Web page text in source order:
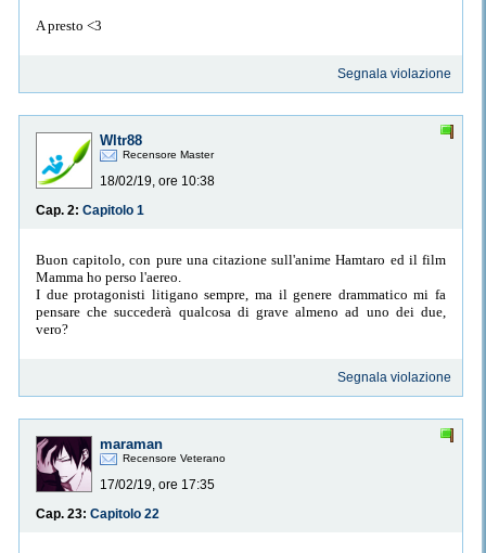
A presto <3
Segnala violazione
Wltr88
Recensore Master
18/02/19, ore 10:38
Cap. 2: Capitolo 1
Buon capitolo, con pure una citazione sull'anime Hamtaro ed il film
Mamma ho perso l'aereo.
I due protagonisti litigano sempre, ma il genere drammatico mi fa
pensare che succederà qualcosa di grave almeno ad uno dei due,
vero?
Segnala violazione
maraman
Recensore Veterano
17/02/19, ore 17:35
Cap. 23: Capitolo 22